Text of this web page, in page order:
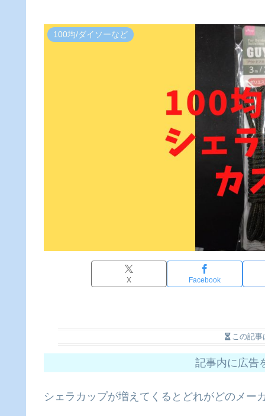
100均/ダイソーなど
X Facebook
この記事
記事内に広告
シェラカップが増えてくるとどれがどのメー